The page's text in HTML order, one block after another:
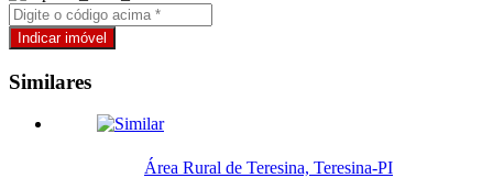
Similares
Área Rural de Teresina, Teresina-PI